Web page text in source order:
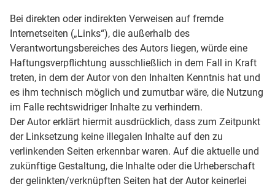
Bei direkten oder indirekten Verweisen auf fremde
Internetseiten („Links“), die außerhalb des
Verantwortungsbereiches des Autors liegen, würde eine
Haftungsverpflichtung ausschließlich in dem Fall in Kraft
treten, in dem der Autor von den Inhalten Kenntnis hat und
es ihm technisch möglich und zumutbar wäre, die Nutzung
im Falle rechtswidriger Inhalte zu verhindern.
Der Autor erklärt hiermit ausdrücklich, dass zum Zeitpunkt
der Linksetzung keine illegalen Inhalte auf den zu
verlinkenden Seiten erkennbar waren. Auf die aktuelle und
zukünftige Gestaltung, die Inhalte oder die Urheberschaft
der gelinkten/verknüpften Seiten hat der Autor keinerlei